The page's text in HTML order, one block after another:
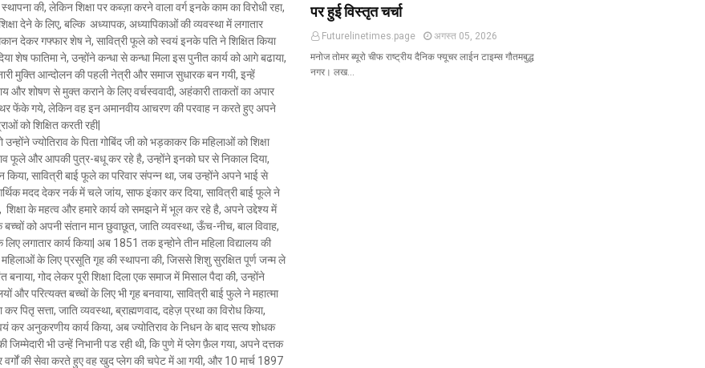
की, लेकिन शिक्षा पर कब्ज़ा करने वाला वर्ग इनके काम का विरोधी रहा,
देने के लिए, बल्कि अध्यापक, अध्यापिकाओं की व्यवस्था में लगातार
देकर गफ्फार शेष ने, सावित्री फूले को स्वयं इनके पति ने शिक्षित किया
शेष फातिमा ने, उन्होंने कन्धा से कन्धा मिला इस पुनीत कार्य को आगे बढाया,
मुक्ति आन्दोलन की पहली नेत्री और समाज सुधारक बन गयी, इन्हें
और शोषण से मुक्त कराने के लिए वर्चस्ववादी, अहंकारी ताकतों का अपार
फेंके गये, लेकिन वह इन अमानवीय आचरण की परवाह न करते हुए अपने
को शिक्षित करती रही|
ज्योतिराव के पिता गोबिंद जी को भड़काकर कि महिलाओं को शिक्षा
फूले और आपकी पुत्र-बधू कर रहे है, उन्होंने इनको घर से निकाल दिया,
सावित्री बाई फूले का परिवार संपन्न था, जब उन्होंने अपने भाई से
मदद देकर नर्क में चले जांय, साफ इंकार कर दिया, सावित्री बाई फूले ने
के महत्व और हमारे कार्य को समझने में भूल कर रहे है, अपने उद्देश्य में
को अपनी संतान मान छुवाछूत, जाति व्यवस्था, ऊँच-नीच, बाल विवाह,
लगातार कार्य किया| अब 1851 तक इन्होने तीन महिला विद्यालय की
महिलाओं के लिए प्रसूति गृह की स्थापना की, जिससे शिशु सुरक्षित पूर्ण जन्म ले
गोद लेकर पूरी शिक्षा दिला एक समाज में मिसाल पैदा की, उन्होंने
और परित्यक्त बच्चों के लिए भी गृह बनवाया, सावित्री बाई फुले ने महात्मा
पितृ सत्ता, जाति व्यवस्था, ब्राह्मणवाद, दहेज़ प्रथा का विरोध किया,
कर अनुकरणीय कार्य किया, अब ज्योतिराव के निधन के बाद सत्य शोधक
जिम्मेदारी भी उन्हें निभानी पड रही थी, कि पुणे में प्लेग फ़ैल गया, अपने दत्तक
की सेवा करते हुए वह खुद प्लेग की चपेट में आ गयी, और 10 मार्च 1897
पर हुई विस्तृत चर्चा
Futurelinetimes.page
अगस्त 05, 2026
मनोज तोमर ब्यूरो चीफ राष्ट्रीय दैनिक फ्यूचर लाईन टाइम्स गौतमबुद्ध
नगर। लख…